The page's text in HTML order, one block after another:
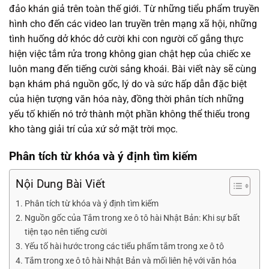
đảo khán giả trên toàn thế giới. Từ những tiểu phẩm truyền
hình cho đến các video lan truyền trên mạng xã hội, những
tình huống dở khóc dở cười khi con người cố gắng thực
hiện việc tắm rửa trong không gian chật hẹp của chiếc xe
luôn mang đến tiếng cười sảng khoái. Bài viết này sẽ cùng
bạn khám phá nguồn gốc, lý do và sức hấp dẫn đặc biệt
của hiện tượng văn hóa này, đồng thời phân tích những
yếu tố khiến nó trở thành một phần không thể thiếu trong
kho tàng giải trí của xứ sở mặt trời mọc.
Phân tích từ khóa và ý định tìm kiếm
Nội Dung Bài Viết
Phân tích từ khóa và ý định tìm kiếm
Nguồn gốc của Tắm trong xe ô tô hài Nhật Bản: Khi sự bất
tiện tạo nên tiếng cười
Yếu tố hài hước trong các tiểu phẩm tắm trong xe ô tô
Tắm trong xe ô tô hài Nhật Bản và mối liên hệ với văn hóa